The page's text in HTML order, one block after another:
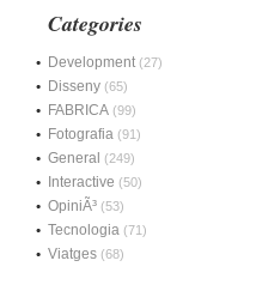
Categories
Development (27)
Disseny (65)
FABRICA (99)
Fotografia (91)
General (249)
Interactive (50)
OpiniÃ³ (53)
Tecnologia (71)
Viatges (68)